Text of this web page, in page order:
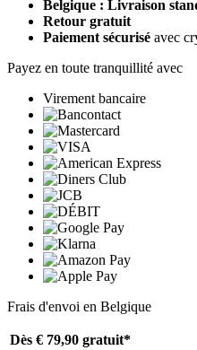
Belgique : Livraison
Retour gratuit
Paiement sécurisé avec
Payez en toute tranquillité avec
Virement bancaire
Frais d'envoi en Belgique
Dès € 79,90 gratuit*